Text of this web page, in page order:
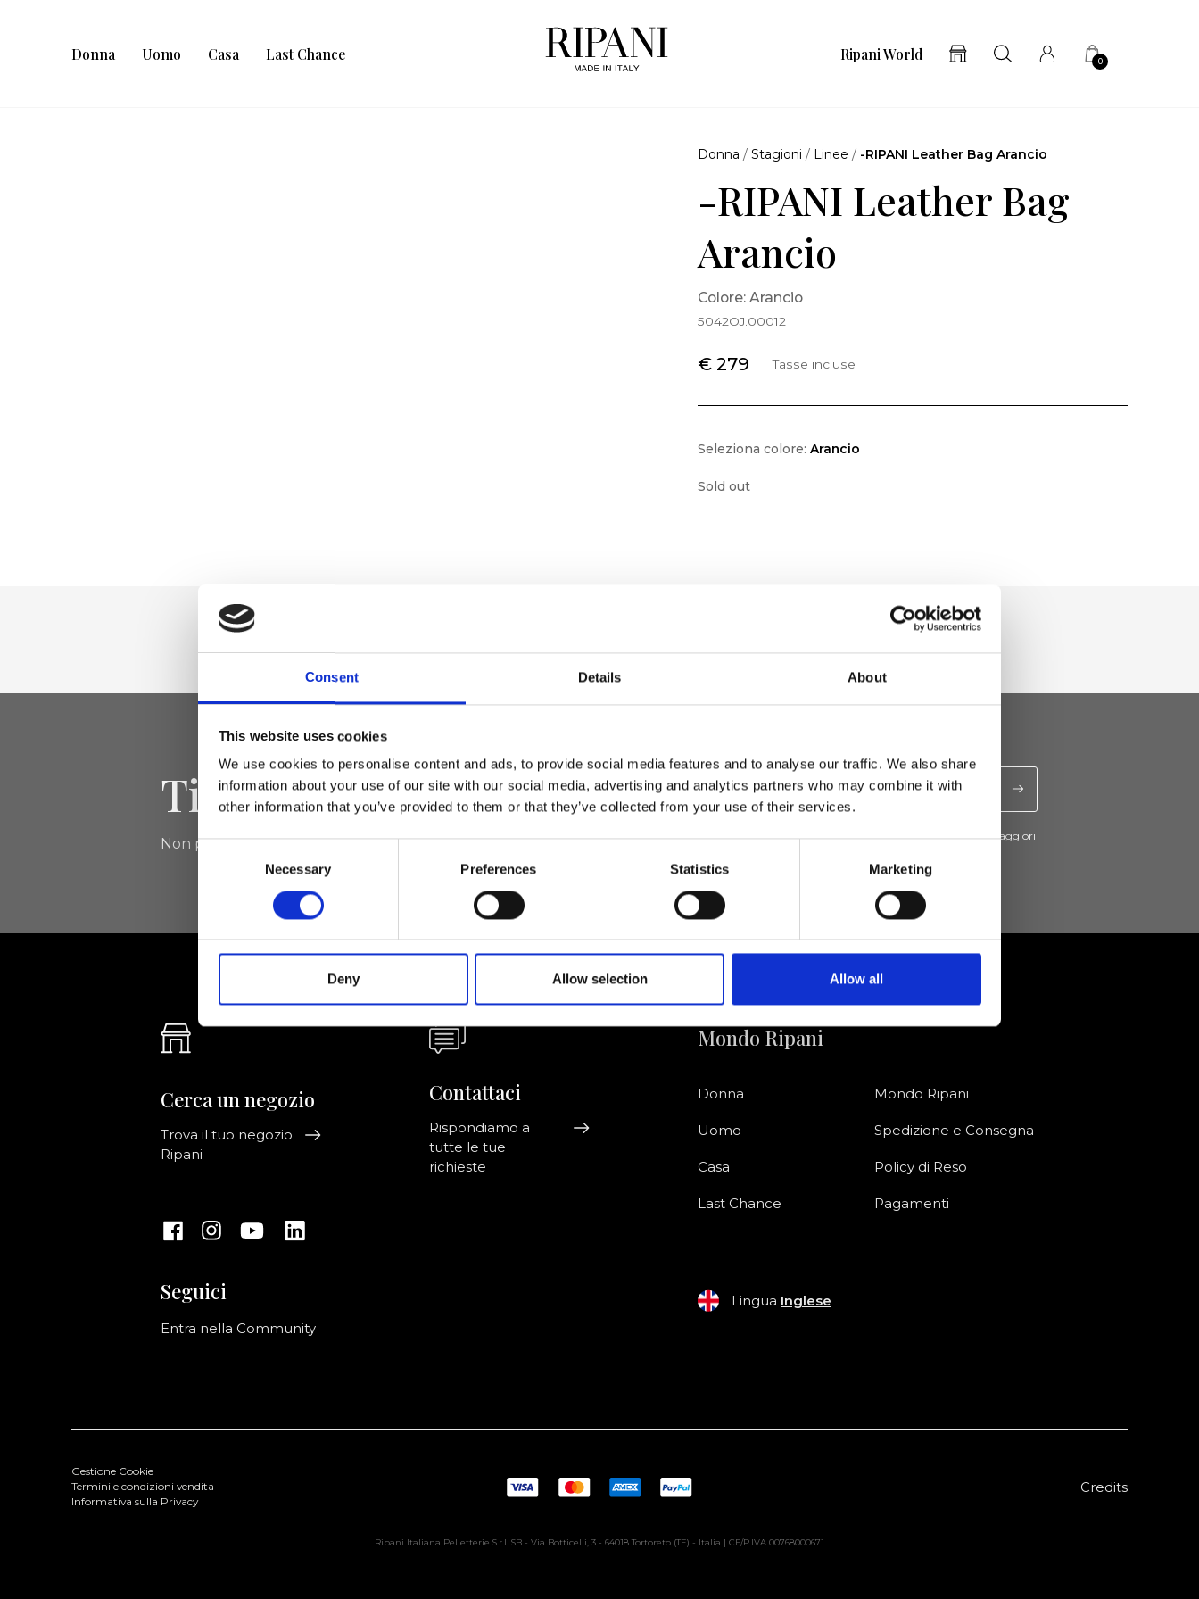
Consent Details About
This website uses cookies
We use cookies to personalise content and ads, to provide social media features and to analyse our traffic. We also share
information about your use of our site with our social media, advertising and analytics partners who may combine it with
other information that you’ve provided to them or that they’ve collected from your use of their services.
Consent
Necessary Preferences Statistics Marketing
Deny Allow selection Allow all
Donna Uomo Casa Last Chance Ripani World 0
Donna /Stagioni / Linee / -RIPANI Leather Bag Arancio
-RIPANI Leather Bag
Arancio
Colore: Arancio
5042OJ.00012
€ 279 Tasse incluse
Seleziona colore:Arancio
Sold out
Tieniti aggiornato
Non perdere le novità di Ripani, iscriviti alla newsletter!
Acconsento a ricevere novità e promo da Ripani. Per maggiori
Cerca un negozio
Trova il tuo negozio
Ripani
Seguici
Entra nella Community
Contattaci
Rispondiamo a
tutte le tue
richieste
Mondo Ripani
Donna
Uomo
Casa
Last Chance
Mondo Ripani
Spedizione e Consegna
Policy di Reso
Pagamenti
Lingua Inglese
Gestione Cookie
Termini e condizioni vendita
Informativa sulla Privacy
Credits
Ripani Italiana Pelletterie S.r.l. SB - Via Botticelli, 3 - 64018 Tortoreto (TE) - Italia | CF/P.IVA 00768000671